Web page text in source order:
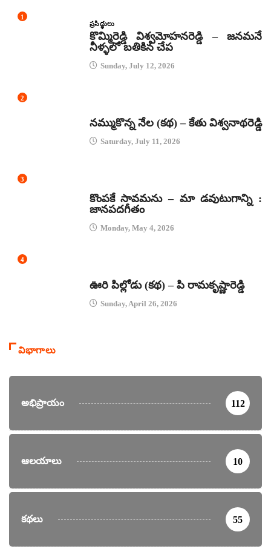
1
ప్రసిద్ధులు
కొమ్మిరెడ్డి విశ్వమోహనరెడ్డి – జనమనే
నీళ్ళలో బతికిన చేప
Sunday, July 12, 2026
2
నమ్ముకొన్న నేల (కథ) – కేతు విశ్వనాథరెడ్డి
Saturday, July 11, 2026
3
కొంపకే సావమను – మా డవుటుగాన్ని :
జానపదగీతం
Monday, May 4, 2026
4
ఊరి పిల్లోడు (కథ) – పి రామకృష్ణారెడ్డి
Sunday, April 26, 2026
విభాగాలు
అభిప్రాయం 112
ఆలయాలు 10
కథలు 55